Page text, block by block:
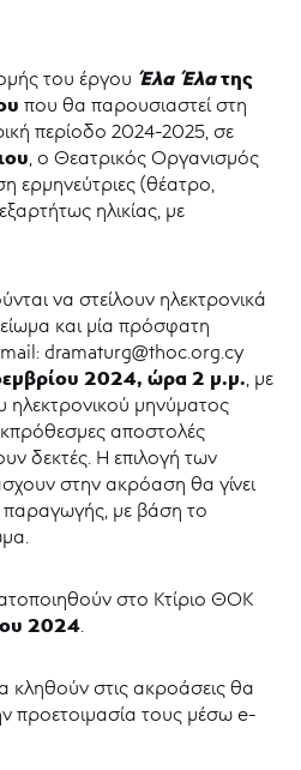
του έργου Έλα Έλατης
που θα παρουσιαστεί στη
περίοδο 2024-2025, σε
, ο Θεατρικός Οργανισμός
ερμηνεύτριες (θέατρο,
ηλικίας, με
να στείλουν ηλεκτρονικά
και μία πρόσφατη
dramaturg@thoc.org.cy
2024, ώρα 2 μ.μ. , με
ηλεκτρονικού μηνύματος
αποστολές
δεκτές. Η επιλογή των
στην ακρόαση θα γίνει
παραγωγής, με βάση το
στο Κτίριο ΘΟΚ
2024
κληθούν στις ακροάσεις θα
προετοιμασία τους μέσω e-